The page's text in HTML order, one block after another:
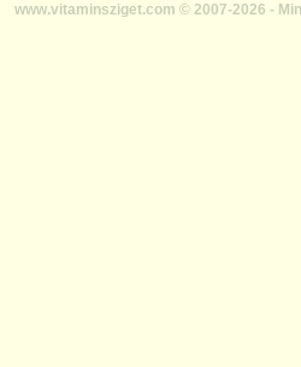
www.vitaminsziget.com © 2007-2026 -